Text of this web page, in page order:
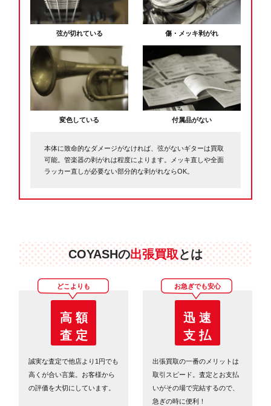
弦が切れている 傷・メッキ剥がれ
変色している 付属品がない
本体に致命的なダメージがなければ、弦がないギターは買取
可能。管楽器の剥がれは程度によります。メッキ直しや全面
ラッカー直しが必要ない部分的な剥がれならOK。
COYASHの出張買取とは
どこよりも
高 額
査 定
誠実な査定で他店より1円でも
高くが合い言葉。お客様から
の評価を大切にしています。
お急ぎでも安心
迅 速
支 払
出張買取の一番のメリットは
取引スピード。査定とお支払
いがその場で完結するので、
急ぎの時に便利！